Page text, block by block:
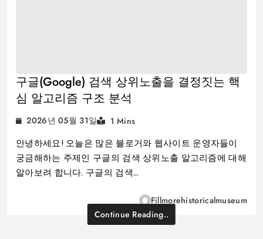
구글(Google) 검색 상위노출을 결정짓는 핵
심 알고리즘 구조 분석
2026년 05월 31일 1 Mins
안녕하세요! 오늘은 많은 블로거와 웹사이트 운영자들이
궁금해하는 주제인 구글의 검색 상위노출 알고리즘에 대해
알아보려 합니다. 구글의 검색…
Fillmorehistoricalmuseum
Continue Reading..